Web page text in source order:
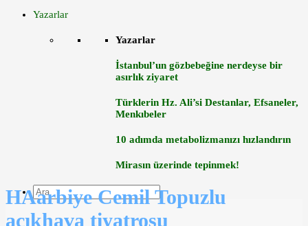
Yazarlar
Yazarlar
İstanbul’un gözbebeğine nerdeyse bir
asırlık ziyaret
Türklerin Hz. Ali’si Destanlar, Efsaneler,
Menkıbeler
10 adımda metabolizmanızı hızlandırın
Mirasın üzerinde tepinmek!
HAarbiye Cemil Topuzlu
açıkhava tiyatrosu